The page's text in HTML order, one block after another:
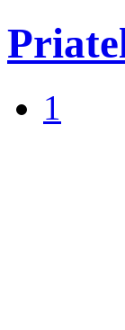
1